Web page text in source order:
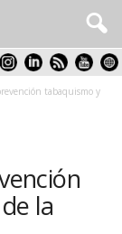
tabaquismo y
la